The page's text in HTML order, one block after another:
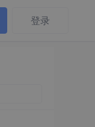
登录